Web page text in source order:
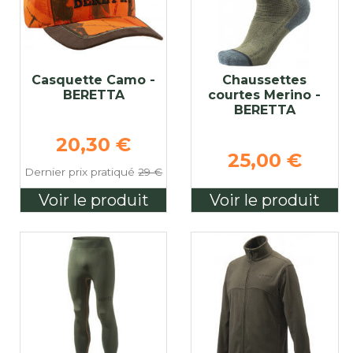
Casquette Camo -
BERETTA
Prix de base
20,30 €
Dernier prix pratiqué29 €
Voir le produit
Chaussettes
courtes Merino -
BERETTA
25,00 €
Voir le produit